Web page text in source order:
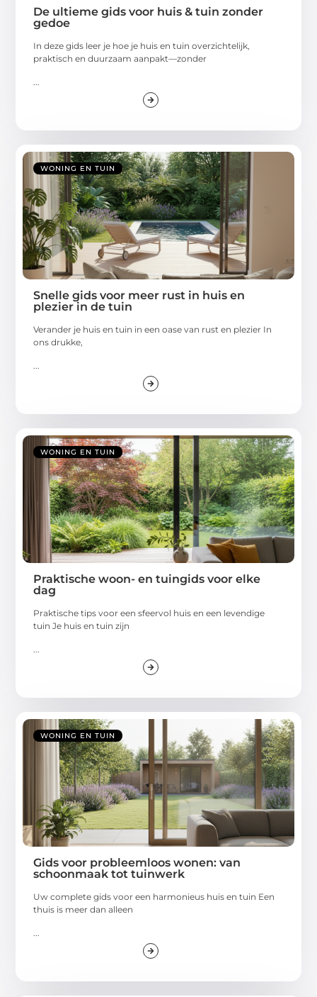
De ultieme gids voor huis & tuin zonder
gedoe
In deze gids leer je hoe je huis en tuin overzichtelijk,
praktisch en duurzaam aanpakt—zonder
WONING EN TUIN
Snelle gids voor meer rust in huis en
plezier in de tuin
Verander je huis en tuin in een oase van rust en plezier In
ons drukke,
WONING EN TUIN
Praktische woon- en tuingids voor elke
dag
Praktische tips voor een sfeervol huis en een levendige
tuin Je huis en tuin zijn
WONING EN TUIN
Gids voor probleemloos wonen: van
schoonmaak tot tuinwerk
Uw complete gids voor een harmonieus huis en tuin Een
thuis is meer dan alleen